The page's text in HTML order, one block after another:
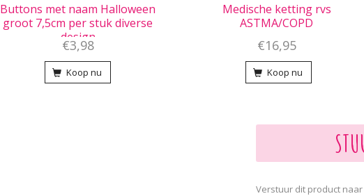
Buttons met naam Halloween
groot 7,5cm per stuk diverse
design
€3,98
Koop nu
Medische ketting rvs
ASTMA/COPD
€16,95
Koop nu
Verstuur dit product